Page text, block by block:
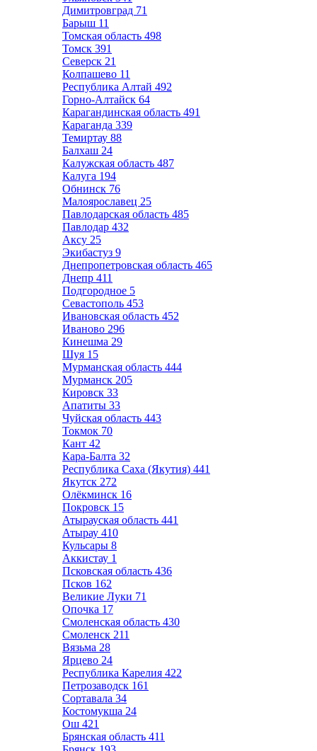
Димитровград 71
Барыш 11
Томская область 498
Томск 391
Северск 21
Колпашево 11
Республика Алтай 492
Горно-Алтайск 64
Карагандинская область 491
Караганда 339
Темиртау 88
Балхаш 24
Калужская область 487
Калуга 194
Обнинск 76
Малоярославец 25
Павлодарская область 485
Павлодар 432
Аксу 25
Экибастуз 9
Днепропетровская область 465
Днепр 411
Подгородное 5
Севастополь 453
Ивановская область 452
Иваново 296
Кинешма 29
Шуя 15
Мурманская область 444
Мурманск 205
Кировск 33
Апатиты 33
Чуйская область 443
Токмок 70
Кант 42
Кара-Балта 32
Республика Саха (Якутия) 441
Якутск 272
Олёкминск 16
Покровск 15
Атырауская область 441
Атырау 410
Кульсары 8
Аккистау 1
Псковская область 436
Псков 162
Великие Луки 71
Опочка 17
Смоленская область 430
Смоленск 211
Вязьма 28
Ярцево 24
Республика Карелия 422
Петрозаводск 161
Сортавала 34
Костомукша 24
Ош 421
Брянская область 411